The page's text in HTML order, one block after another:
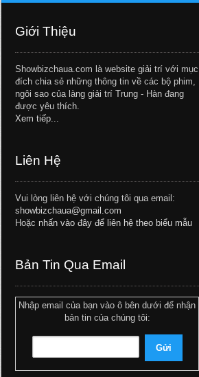
Giới Thiệu
Showbizchaua.com là website giải trí với mục
đích chia sẻ những thông tin về các bộ phim,
ngôi sao của làng giải trí Trung - Hàn đang
được yêu thích.
Xem tiếp...
Liên Hệ
Vui lòng liên hệ với chúng tôi qua email:
showbizchaua@gmail.com
Hoặc nhấn vào đây để liên hệ theo biểu mẫu
Bản Tin Qua Email
Nhập email của bạn vào ô bên dưới để nhận
bản tin của chúng tôi: